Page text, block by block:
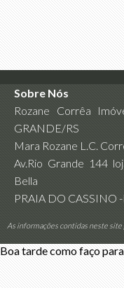
Sobre Nós
Rozane Corrêa
GRANDE/RS
Mara Rozane L.C.
Av.Rio Grande 144
Bella
PRAIA DO CASSINO
As informações contidas neste site
Boa tarde como faço